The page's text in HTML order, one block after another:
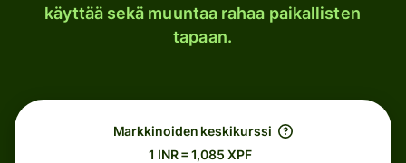
käyttää sekä muuntaa rahaa paikallisten
tapaan.
Markkinoiden keskikurssi
1 INR = 1,085 XPF